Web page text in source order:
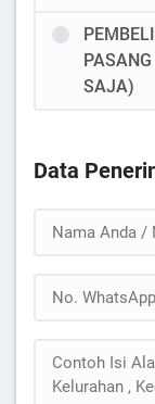
SAJA)
Data